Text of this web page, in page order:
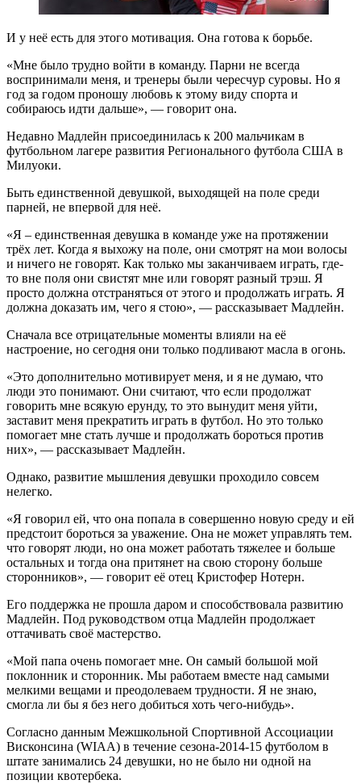
И у неё есть для этого мотивация. Она готова к борьбе.
«Мне было трудно войти в команду. Парни не всегда
воспринимали меня, и тренеры были чересчур суровы. Но я
год за годом проношу любовь к этому виду спорта и
собираюсь идти дальше», — говорит она.
Недавно Мадлейн присоединилась к 200 мальчикам в
футбольном лагере развития Регионального футбола США в
Милуоки.
Быть единственной девушкой, выходящей на поле среди
парней, не впервой для неё.
«Я – единственная девушка в команде уже на протяжении
трёх лет. Когда я выхожу на поле, они смотрят на мои волосы
и ничего не говорят. Как только мы заканчиваем играть, где-
то вне поля они свистят мне или говорят разный трэш. Я
просто должна отстраняться от этого и продолжать играть. Я
должна доказать им, чего я стою», — рассказывает Мадлейн.
Сначала все отрицательные моменты влияли на её
настроение, но сегодня они только подливают масла в огонь.
«Это дополнительно мотивирует меня, и я не думаю, что
люди это понимают. Они считают, что если продолжат
говорить мне всякую ерунду, то это вынудит меня уйти,
заставит меня прекратить играть в футбол. Но это только
помогает мне стать лучше и продолжать бороться против
них», — рассказывает Мадлейн.
Однако, развитие мышления девушки проходило совсем
нелегко.
«Я говорил ей, что она попала в совершенно новую среду и ей
предстоит бороться за уважение. Она не может управлять тем.
что говорят люди, но она может работать тяжелее и больше
остальных и тогда она притянет на свою сторону больше
сторонников», — говорит её отец Кристофер Нотерн.
Его поддержка не прошла даром и способствовала развитию
Мадлейн. Под руководством отца Мадлейн продолжает
оттачивать своё мастерство.
«Мой папа очень помогает мне. Он самый большой мой
поклонник и сторонник. Мы работаем вместе над самыми
мелкими вещами и преодолеваем трудности. Я не знаю,
смогла ли бы я без него добиться хоть чего-нибудь».
Согласно данным Межшкольной Спортивной Ассоциации
Висконсина (WIAA) в течение сезона-2014-15 футболом в
штате занимались 24 девушки, но не было ни одной на
позиции квотербека.